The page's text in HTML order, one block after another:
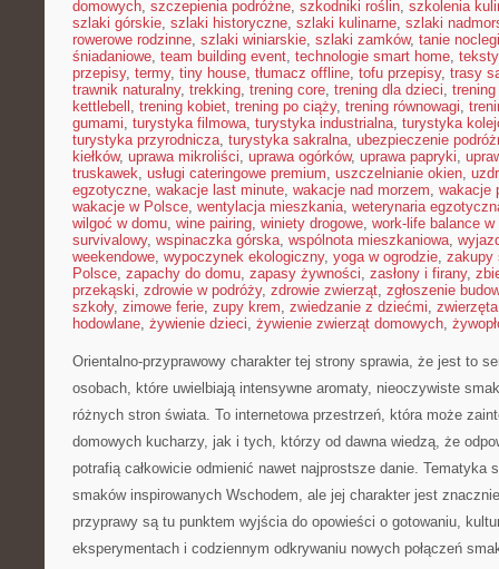
domowych, szczepienia podróżne, szkodniki roślin, szkolenia
szlaki górskie, szlaki historyczne, szlaki kulinarne, szlaki
rowerowe rodzinne, szlaki winiarskie, szlaki zamków, tanie noclegi
śniadaniowe, team building event, technologie smart home,
przepisy, termy, tiny house, tłumacz offline, tofu przepisy, trasy
trawnik naturalny, trekking, trening core, trening dla dzieci,
kettlebell , trening kobiet, trening po ciąży, trening równowagi,
gumami, turystyka filmowa, turystyka industrialna, turystyka
turystyka przyrodnicza, turystyka sakralna, ubezpieczenie
kiełków, uprawa mikroliści, uprawa ogórków, uprawa papryki,
truskawek, usługi cateringowe premium, uszczelnianie okien,
egzotyczne, wakacje last minute, wakacje nad morzem, wakacje
wakacje w Polsce, wentylacja mieszkania, weterynaria
wilgoć w domu, wine pairing, winiety drogowe, work-life balance w
survivalowy, wspinaczka górska, wspólnota mieszkaniowa,
weekendowe, wypoczynek ekologiczny, yoga w ogrodzie, zakupy
Polsce, zapachy do domu, zapasy żywności, zasłony i firany,
przekąski, zdrowie w podróży, zdrowie zwierząt, zgłoszenie
szkoły, zimowe ferie, zupy krem, zwiedzanie z dziećmi,
hodowlane, żywienie dzieci, żywienie zwierząt domowych,
Orientalno-przyprawowy charakter tej strony sprawia, że jest to
osobach, które uwielbiają intensywne aromaty, nieoczywiste
różnych stron świata. To internetowa przestrzeń, która może
domowych kucharzy, jak i tych, którzy od dawna wiedzą, że
potrafią całkowicie odmienić nawet najprostsze danie. Tematyka
smaków inspirowanych Wschodem, ale jej charakter jest
przyprawy są tu punktem wyjścia do opowieści o gotowaniu,
eksperymentach i codziennym odkrywaniu nowych połączeń